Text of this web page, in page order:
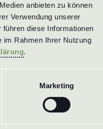
anbieten zu können
Verwendung unserer
diese Informationen
im Rahmen Ihrer Nutzung
.
Marketing